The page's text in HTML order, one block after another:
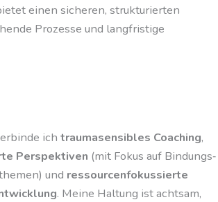
einen sicheren, strukturierten
Prozesse und langfristige
ich traumasensibles Coaching,
Perspektiven (mit Fokus auf Bindungs‑
und ressourcenfokussierte
. Meine Haltung ist achtsam,